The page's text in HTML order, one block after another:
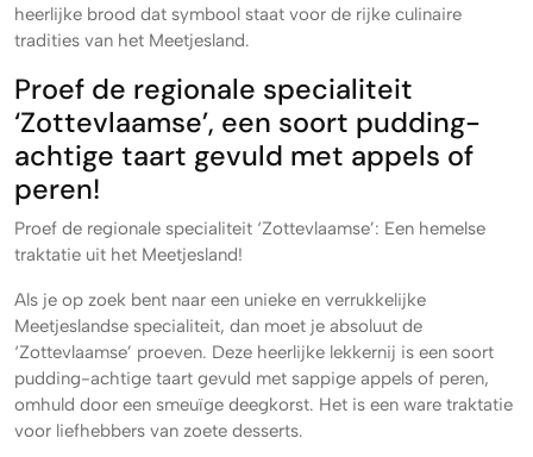
heerlijke brood dat symbool staat voor de rijke culinaire
tradities van het Meetjesland.
Proef de regionale specialiteit
‘Zottevlaamse’, een soort pudding-
achtige taart gevuld met appels of
peren!
Proef de regionale specialiteit ‘Zottevlaamse’: Een hemelse
traktatie uit het Meetjesland!
Als je op zoek bent naar een unieke en verrukkelijke
Meetjeslandse specialiteit, dan moet je absoluut de
‘Zottevlaamse’ proeven. Deze heerlijke lekkernij is een soort
pudding-achtige taart gevuld met sappige appels of peren,
omhuld door een smeuïge deegkorst. Het is een ware traktatie
voor liefhebbers van zoete desserts.